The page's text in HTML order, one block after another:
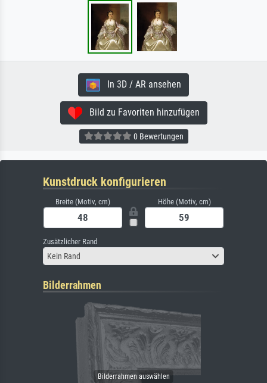
In 3D / AR ansehen
Bild zu Favoriten hinzufügen
0 Bewertungen
Kunstdruck konfigurieren
Breite (Motiv, cm) Höhe (Motiv, cm)
Zusätzlicher Rand
Kein Rand
Bilderrahmen